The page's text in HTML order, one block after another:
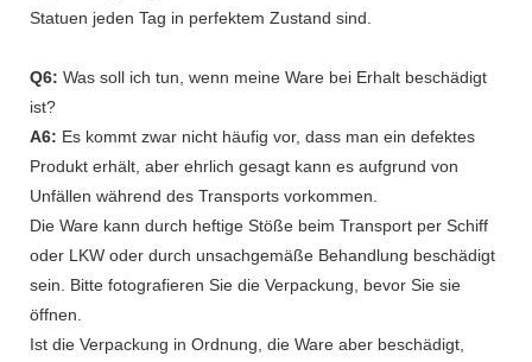
Statuen jeden Tag in perfektem Zustand sind.
Q6: Was soll ich tun, wenn meine Ware bei Erhalt beschädigt
ist?
A6: Es kommt zwar nicht häufig vor, dass man ein defektes
Produkt erhält, aber ehrlich gesagt kann es aufgrund von
Unfällen während des Transports vorkommen.
Die Ware kann durch heftige Stöße beim Transport per Schiff
oder LKW oder durch unsachgemäße Behandlung beschädigt
sein. Bitte fotografieren Sie die Verpackung, bevor Sie sie
öffnen.
Ist die Verpackung in Ordnung, die Ware aber beschädigt,